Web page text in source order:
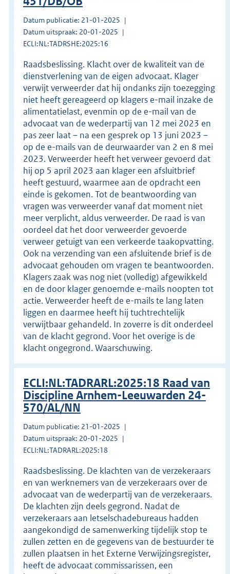
Datum publicatie: 21-01-2025
Datum uitspraak: 20-01-2025
ECLI:NL:TADRSHE:2025:16
Raadsbeslissing. Klacht over de kwaliteit van de
dienstverlening van de eigen advocaat. Klager
verwijt verweerder dat hij ondanks zijn toezegging
niet heeft gereageerd op klagers e-mail inzake de
alimentatielast, evenmin op de e-mail van de
advocaat van de wederpartij van 12 mei 2023 en
pas zeer laat – na een gesprek op 13 juni 2023 –
op de e-mails van de deurwaarder van 2 en 8 mei
2023. Verweerder heeft het verweer gevoerd dat
hij op 5 april 2023 aan klager een afsluitbrief
heeft gestuurd, waarmee aan de opdracht een
einde is gekomen. Tot de beantwoording van
vragen was verweerder vanaf dat moment niet
meer verplicht, aldus verweerder. De raad is van
oordeel dat het door verweerder gevoerde
verweer getuigt van een verkeerde taakopvatting.
Ook na verzending van een afsluitende brief is de
advocaat gehouden om vragen te beantwoorden.
Klagers zaak was nog niet (volledig) afgewikkeld
en de door klager genoemde e-mails noopten tot
actie. Verweerder heeft de e-mails te lang laten
liggen en daarmee heeft hij tuchtrechtelijk
verwijtbaar gehandeld. In zoverre is dit onderdeel
van de klacht gegrond. Voor het overige is de
klacht ongegrond. Waarschuwing.
ECLI:NL:TADRARL:2025:18 Raad van
Discipline Arnhem-Leeuwarden 24-
570/AL/NN
Datum publicatie: 21-01-2025
Datum uitspraak: 20-01-2025
ECLI:NL:TADRARL:2025:18
Raadsbeslissing. De klachten van de verzekeraars
en van werknemers van de verzekeraars over de
advocaat van de wederpartij van de verzekeraars.
De klachten zijn deels gegrond. Nadat de
verzekeraars aan letselschadebureaus hadden
aangekondigd de samenwerking tijdelijk stop te
zullen zetten en de gegevens van de bestuurder te
zullen plaatsen in het Externe Verwijzingsregister,
heeft de advocaat commissarissen, een